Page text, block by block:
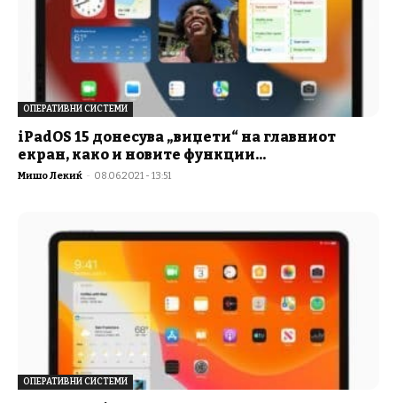
ОПЕРАТИВНИ СИСТЕМИ
iPadOS 15 донесува „виџети“ на главниот
екран, како и новите функции...
Мишо Лекиќ - 08.06.2021 - 13:51
ОПЕРАТИВНИ СИСТЕМИ